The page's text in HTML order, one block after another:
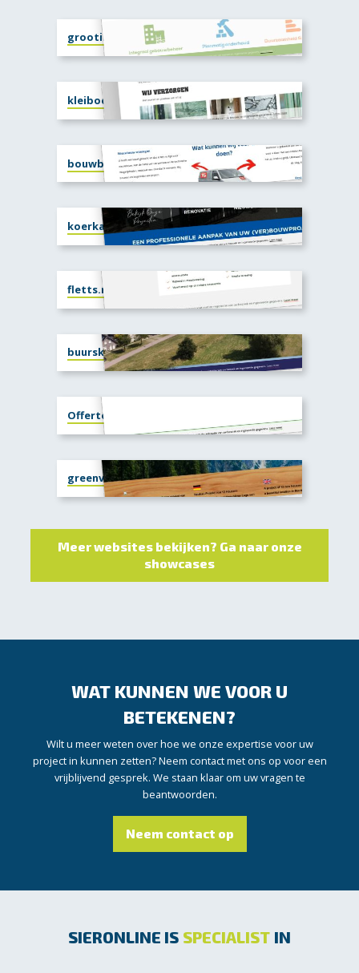
grootinonderhoud.nl
kleiboersglasservice.nl
bouwbedrijf-groters.nl
koerkamp.nl
fletts.nl
buurskampwezep.nl
Offerte portal Interieurbouw Hutten
greenvalleyneudorf.nl
Meer websites bekijken? Ga naar onze
showcases
WAT KUNNEN WE VOOR U
BETEKENEN?
Wilt u meer weten over hoe we onze expertise voor uw
project in kunnen zetten? Neem contact met ons op voor een
vrijblijvend gesprek. We staan klaar om uw vragen te
beantwoorden.
Neem contact op
SIERONLINE IS SPECIALIST IN